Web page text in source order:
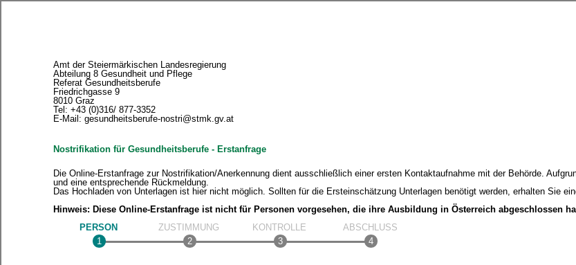
Amt der Steiermärkischen Landesregierung
Abteilung 8 Gesundheit und Pflege
Referat Gesundheitsberufe
Friedrichgasse 9
8010 Graz
Tel: +43 (0)316/ 877-3352
E-Mail: gesundheitsberufe-nostri@stmk.gv.at
Nostrifikation für Gesundheitsberufe - Erstanfrage
Die Online-Erstanfrage zur Nostrifikation/Anerkennung dient ausschließlich einer ersten Kontaktaufnahme mit der Behörde.
und eine entsprechende Rückmeldung.
Das Hochladen von Unterlagen ist hier nicht möglich. Sollten für die Ersteinschätzung Unterlagen benötigt werden, erhalten Sie
Hinweis: Diese Online-Erstanfrage ist nicht für Personen vorgesehen, die ihre Ausbildung in Österreich abgeschlossen
PERSON
ZUSTIMMUNG KONTROLLE ABSCHLUSS